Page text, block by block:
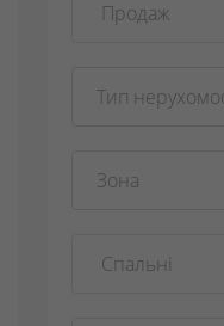
Тип
Зона